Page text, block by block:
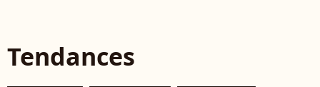
Tendances